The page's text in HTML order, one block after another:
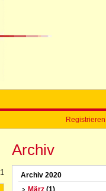
Registrieren
Archiv
Archiv 2020
März(1)
1